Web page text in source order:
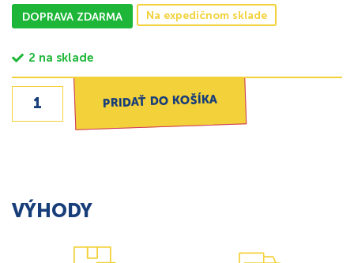
DOPRAVA ZDARMA Na expedičnom sklade
2 na sklade
PRIDAŤ DO KOŠÍKA
VÝHODY